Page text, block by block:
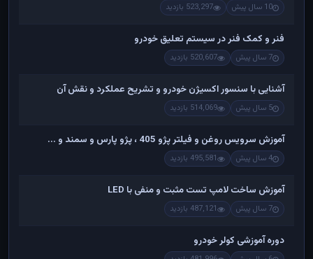
10 سال پیش 523,297 بازدید
فنر و کمک فنر در سیستم تعلیق خودرو
7 سال پیش 520,607 بازدید
آشنایی با سنسور اکسیژن خودرو و تشریح عملکرد و نقش آن
5 سال پیش 514,069 بازدید
آموزش سرویس روغن و فیلتر پژو 405 ، پژو پارس و سمند و ...
4 سال پیش 495,581 بازدید
آموزش ساخت لامپ تست مثبت و منفی با LED
7 سال پیش 487,121 بازدید
دوره آموزشی کولر خودرو